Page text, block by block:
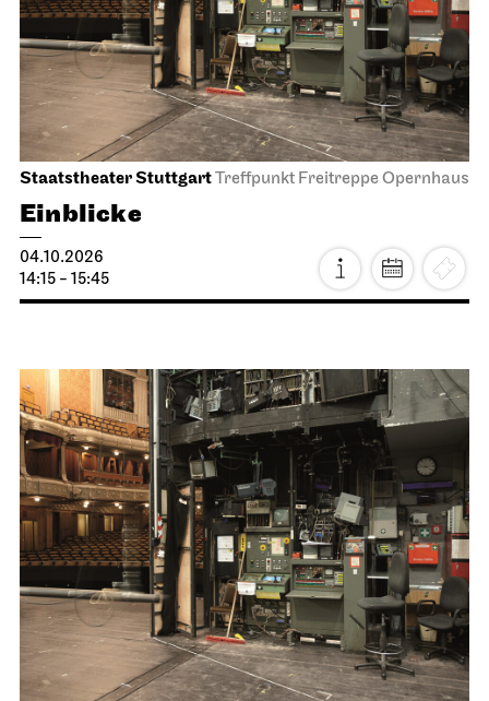
Staatstheater StuttgartTreffpunkt Freitreppe Opernhaus
Einblicke
04.10.2026
14:15 - 15:45